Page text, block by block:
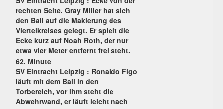
rechten Seite. Gray Miller hat sich
den Ball auf die Makierung des
Viertelkreises gelegt. Er spielt die
Ecke kurz auf Noah Roth, der nur
etwa vier Meter entfernt frei steht.
62. Minute
SV Eintracht Leipzig : Ronaldo Figo
läuft mit dem Ball in den
Torbereich, vor ihm steht die
Abwehrwand, er läuft leicht nach